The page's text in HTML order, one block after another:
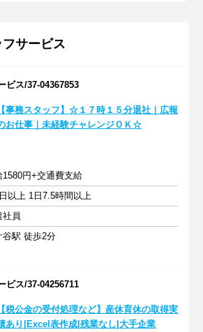
サービス
ビス/37-04367853
【事務スタッフ】☆１７時１５分退社｜広報
お仕事｜未経験チャレンジＯＫ☆
1580円+交通費支給
以上 1日7.5時間以上
社員
谷駅 徒歩2分
ビス/37-04256711
【税公金の受付処理など】産休育休の取得実
あり|Excel表作成|残業なし|大手企業